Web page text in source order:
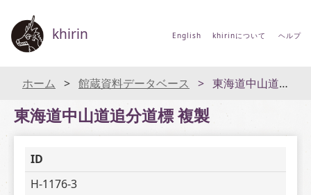
khirin English khirinについて ヘルプ
ホーム 館蔵資料データベース 東海道中山道追分道標 複製
東海道中山道追分道標 複製
ID
H-1176-3